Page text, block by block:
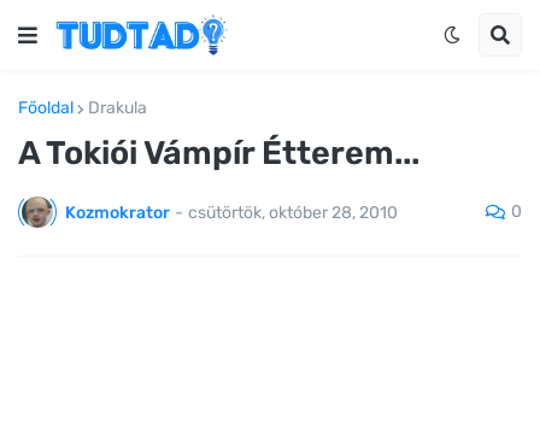
Főoldal Drakula
A Tokiói Vámpír Étterem...
Kozmokrator - csütörtök, október 28, 2010 0